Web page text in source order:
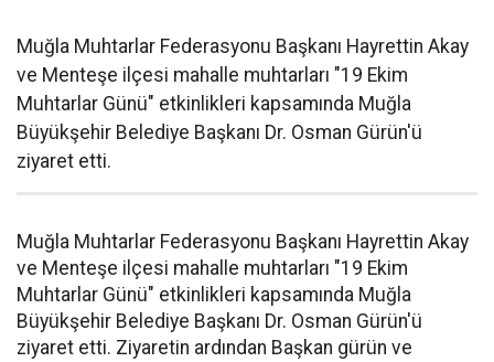
Muğla Muhtarlar Federasyonu Başkanı Hayrettin Akay
ve Menteşe ilçesi mahalle muhtarları "19 Ekim
Muhtarlar Günü" etkinlikleri kapsamında Muğla
Büyükşehir Belediye Başkanı Dr. Osman Gürün'ü
ziyaret etti.
Muğla Muhtarlar Federasyonu Başkanı Hayrettin Akay
ve Menteşe ilçesi mahalle muhtarları "19 Ekim
Muhtarlar Günü" etkinlikleri kapsamında Muğla
Büyükşehir Belediye Başkanı Dr. Osman Gürün'ü
ziyaret etti. Ziyaretin ardından Başkan gürün ve